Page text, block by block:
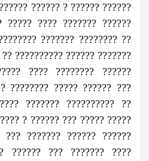
?????? ? ?????? ??????
????? ???? ??????? ??????
??????? ???????? ??
?????????? ?????? ???????
???? ???????? ??????
???????? ????? ?????? ???
??????? ?????????? ??
? ?????? ??? ????? ?????
??????? ?????? ??????
?????? ??? ??????? ????